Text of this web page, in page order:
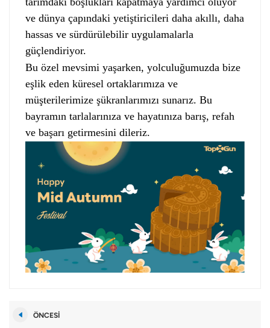
ve dünya çapındaki yetiştiricileri daha akıllı, daha
hassas ve sürdürülebilir uygulamalarla
güçlendiriyor.
Bu özel mevsimi yaşarken, yolculuğumuzda bize
eşlik eden küresel ortaklarımıza ve
müşterilerimize şükranlarımızı sunarız. Bu
bayramın tarlalarınıza ve hayatınıza barış, refah
ve başarı getirmesini dileriz.
ÖNCESI